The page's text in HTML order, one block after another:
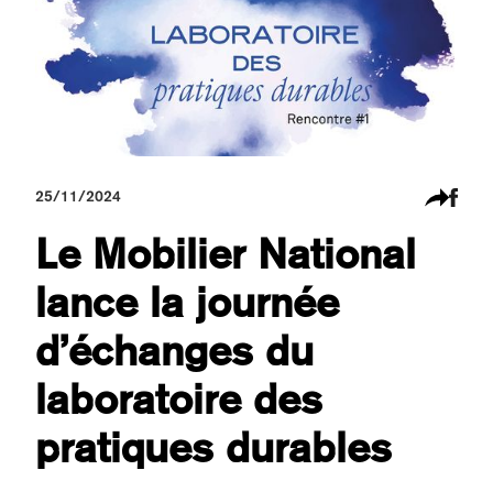
25/11/2024
Le Mobilier National
lance la journée
d’échanges du
laboratoire des
pratiques durables